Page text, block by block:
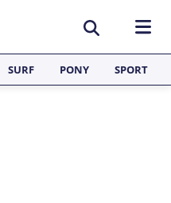
SURF PONY SPORT